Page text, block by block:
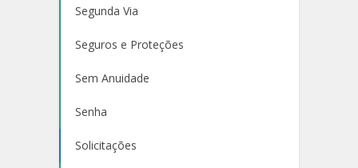
Segunda Via
Seguros e Proteções
Sem Anuidade
Senha
Solicitações